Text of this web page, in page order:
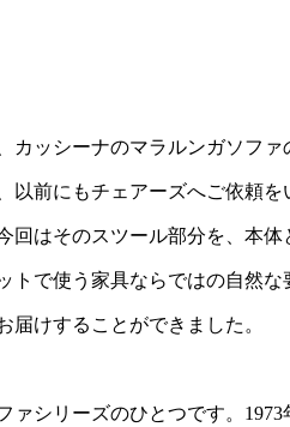
ッシーナのマラルンガソファ
前にもチェアーズへご依頼を
はそのスツール部分を、本
で使う家具ならではの自然な
けすることができました。
シリーズのひとつです。 1973